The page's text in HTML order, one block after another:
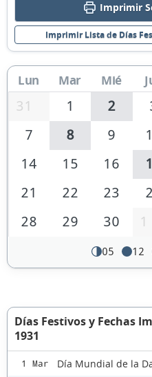
Imprimir
Imprimir Lista de Días
Lun Mar Mié
31 1 2
7
8 9
14
15 16
21
22 23
28
29 30 1
05 12
Días Festivos y Fechas
1931
1 Mar Día Mundial de la